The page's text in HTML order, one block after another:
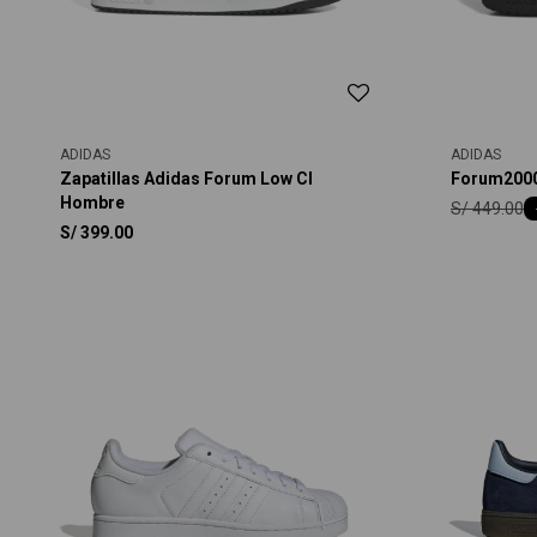
ADIDAS
Zapatillas Adidas Forum Low Cl
Hombre
S/399.00
ADIDAS
S/449.00